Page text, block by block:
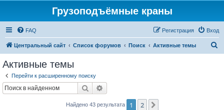
Грузоподъёмные краны
FAQ Вход
Регистрация
Центральный сайт Список форумов Поиск Активные темы
Активные темы
Перейти к расширенному поиску
Поиск
Найдено 43 результата 1 2